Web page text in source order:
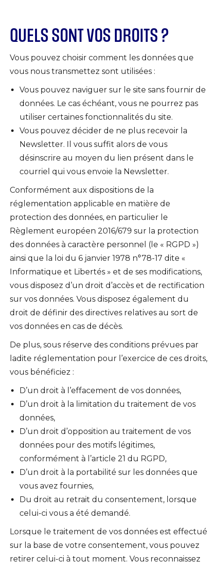
QUELS SONT VOS DROITS ?
Vous pouvez choisir comment les données que
vous nous transmettez sont utilisées :
Vous pouvez naviguer sur le site sans fournir de
données. Le cas échéant, vous ne pourrez pas
utiliser certaines fonctionnalités du site.
Vous pouvez décider de ne plus recevoir la
Newsletter. Il vous suffit alors de vous
désinscrire au moyen du lien présent dans le
courriel qui vous envoie la Newsletter.
Conformément aux dispositions de la
réglementation applicable en matière de
protection des données, en particulier le
Règlement européen 2016/679 sur la protection
des données à caractère personnel (le « RGPD »)
ainsi que la loi du 6 janvier 1978 n°78-17 dite «
Informatique et Libertés » et de ses modifications,
vous disposez d’un droit d’accès et de rectification
sur vos données. Vous disposez également du
droit de définir des directives relatives au sort de
vos données en cas de décès.
De plus, sous réserve des conditions prévues par
ladite réglementation pour l’exercice de ces droits,
vous bénéficiez :
D’un droit à l’effacement de vos données,
D’un droit à la limitation du traitement de vos
données,
D’un droit d’opposition au traitement de vos
données pour des motifs légitimes,
conformément à l’article 21 du RGPD,
D’un droit à la portabilité sur les données que
vous avez fournies,
Du droit au retrait du consentement, lorsque
celui-ci vous a été demandé.
Lorsque le traitement de vos données est effectué
sur la base de votre consentement, vous pouvez
retirer celui-ci à tout moment. Vous reconnaissez